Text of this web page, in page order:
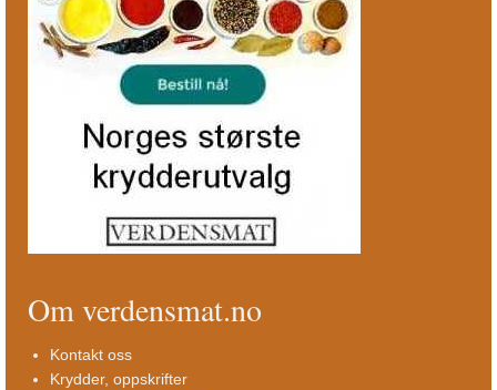
Om verdensmat.no
Kontakt oss
Krydder, oppskrifter